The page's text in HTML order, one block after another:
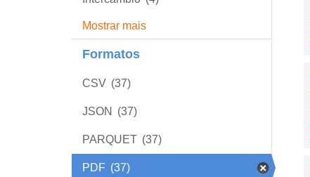
Mostrar mais
Formatos
CSV (37)
JSON (37)
PARQUET (37)
PDF (37)